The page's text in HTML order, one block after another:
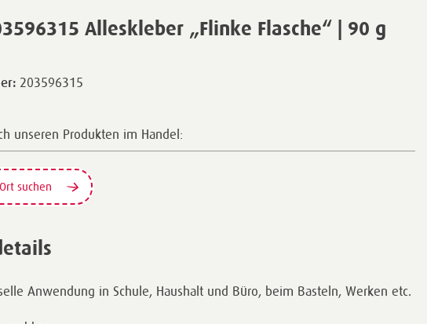
Alleskleber „Flinke Flasche“ | 90 g
203596315
unseren Produkten im Handel:
suchen
Anwendung in Schule, Haushalt und Büro, beim Basteln, Werken etc.